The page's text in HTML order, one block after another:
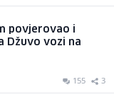
povjerovao i
Džuvo vozi na
155 3